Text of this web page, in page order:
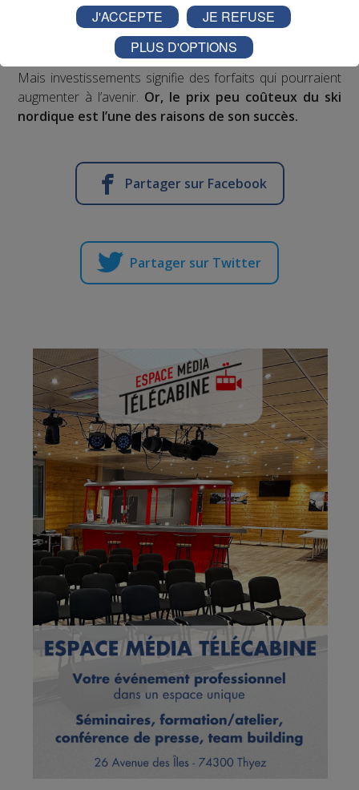
Mais investissements signifie des forfaits qui pourraient
augmenter à l’avenir. Or, le prix peu coûteux du ski
nordique est l’une des raisons de son succès.
Partager sur Facebook
Partager sur Twitter
J'ACCEPTE
JE REFUSE
PLUS D'OPTIONS